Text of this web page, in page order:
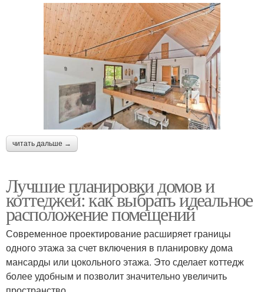
читать дальше →
Лучшие планировки домов и
коттеджей: как выбрать идеальное
расположение помещений
Современное проектирование расширяет границы
одного этажа за счет включения в планировку дома
мансарды или цокольного этажа. Это сделает коттедж
более удобным и позволит значительно увеличить